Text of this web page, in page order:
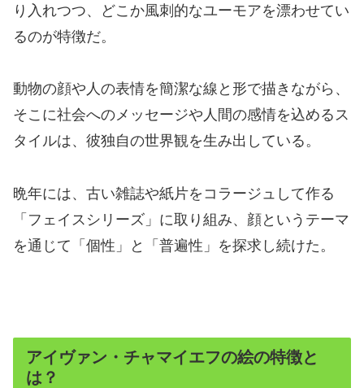
り入れつつ、どこか風刺的なユーモアを漂わせてい
るのが特徴だ。
動物の顔や人の表情を簡潔な線と形で描きながら、
そこに社会へのメッセージや人間の感情を込めるス
タイルは、彼独自の世界観を生み出している。
晩年には、古い雑誌や紙片をコラージュして作る
「フェイスシリーズ」に取り組み、顔というテーマ
を通じて「個性」と「普遍性」を探求し続けた。
アイヴァン・チャマイエフの絵の特徴と
は？